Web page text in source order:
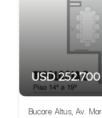
USD 252.700